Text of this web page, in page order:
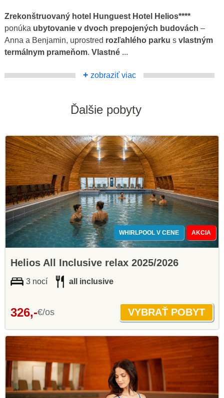
Zrekonštruovaný hotel Hunguest Hotel Helios****
ponúka ubytovanie v dvoch prepojených budovách –
Anna a Benjamin, uprostred rozľahlého parku s vlastným
termálnym prameňom. Vlastné ...
+ zobraziť viac
Ďalšie pobyty
WHIRLPOOL V CENE AKCIA
Helios All Inclusive relax 2025/2026
3 nocí all inclusive
326,-€/os